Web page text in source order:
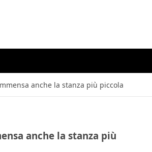
anche la stanza più piccola
anche la stanza più